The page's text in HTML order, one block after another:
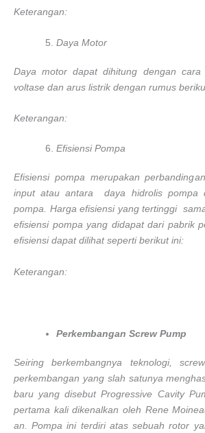
Keterangan:
Daya Motor
Daya motor dapat dihitung dengan cara
voltase dan arus listrik dengan rumus
Keterangan:
Efisiensi Pompa
Efisiensi pompa merupakan
input atau antara daya hidrolis pompa
pompa. Harga efisiensi yang tertinggi
efisiensi pompa yang didapat dari pabrik
efisiensi dapat dilihat seperti berikut ini:
Keterangan:
Perkembangan Screw Pump
Seiring berkembangnya teknologi,
perkembangan yang slah satunya
baru yang disebut Progressive Cavity
pertama kali dikenalkan oleh Rene
an. Pompa ini terdiri atas sebuah rotor